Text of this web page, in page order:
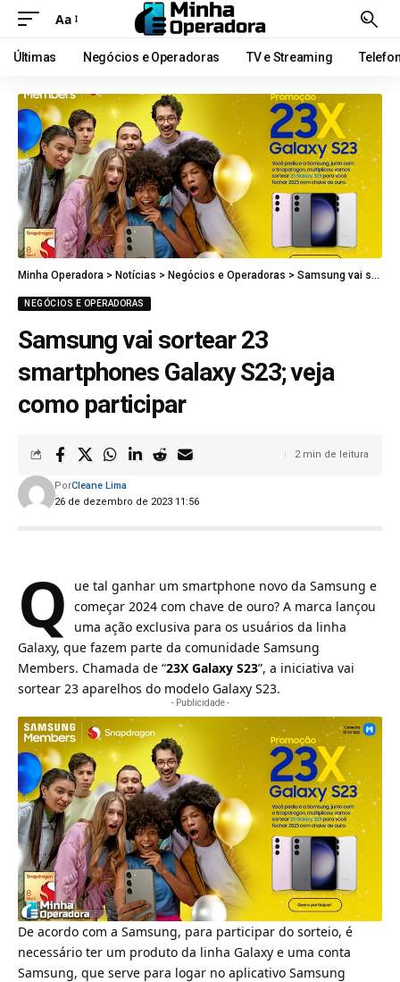
Aa
Últimas Negócios e Operadoras TV e Streaming
Minha Operadora > Notícias > Negócios e Operadoras > Samsung vai sortear 23 smartphones Galaxy S23; veja como participar
NEGÓCIOS E OPERADORAS
Samsung vai sortear 23
smartphones Galaxy S23; veja
como participar
26 de dezembro de 2023 11:56
PorCleane Lima
2 min de leitura
Q ue tal ganhar um smartphone novo da Samsung e
começar 2024 com chave de ouro? A marca lançou
uma ação exclusiva para os usuários da linha
Galaxy, que fazem parte da comunidade Samsung
Members. Chamada de “23X Galaxy S23”, a iniciativa vai
sortear 23 aparelhos do modelo Galaxy S23.
- Publicidade -
De acordo com a Samsung, para participar do sorteio, é
necessário ter um produto da linha Galaxy e uma conta
Samsung, que serve para logar no aplicativo Samsung